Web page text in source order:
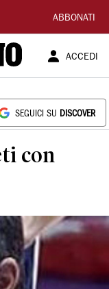
ABBONATI
ACCEDI
SEGUICI SU DISCOVER
con